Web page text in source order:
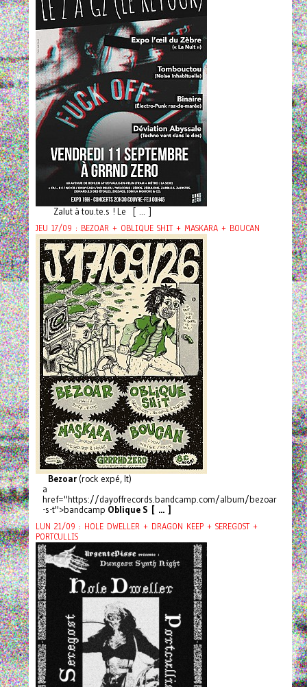
Zalut à tou.te.s ! Le [ ... ]
JEU 17/09 : BEZOAR + OBLIQUE SHIT + MASKARA + BOUCAN
Bezoar(rock expé, It)
a
href="https://dayoffrecords.bandcamp.com/album/bezoar
-s-t">bandcamp Oblique S [ ... ]
LUN 21/09 : HOLE DWELLER + DRAGON KEEP + SEREGOST +
PORTCULLIS